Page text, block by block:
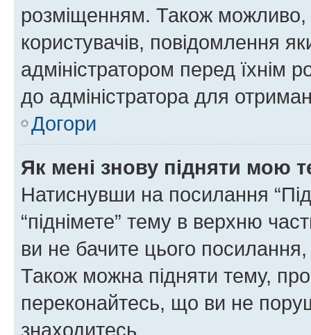
розміщенням. Також можливо,
користувачів, повідомлення
адміністратором перед їхнім
до адміністратора для
Догори
Як мені знову підняти мою
Натиснувши на посилання
“піднімете” тему в верхню
ви не бачите цього
Також можна підняти тему,
переконайтесь, що ви не
знаходитесь.